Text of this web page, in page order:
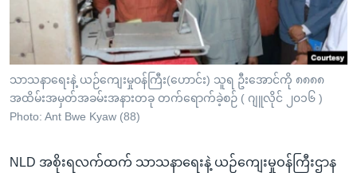
စာမျက်နှာ
ကျော်
ကြည့်
ရန်
ရှာဖွေ
နေရာ
ဗွီအိုအေ လူမှုကွန်ယက်များ
ဘာသာစကားများ
သာသနာရေးနဲ့ ယဉ်ကျေးမှုဝန်ကြီး(ဟောင်း) သူရ ဦးအောင်ကို ၈၈၈၈
အထိမ်းအမှတ်အခမ်းအနားတခု တက်ရောက်ခဲ့စဉ် ( ဂျူလိုင် ၂၀၁၆ )
Photo: Ant Bwe Kyaw (88)
NLD အစိုးရလက်ထက် သာသနာရေးနဲ့ ယဉ်ကျေးမှုဝန်ကြီးဌာန